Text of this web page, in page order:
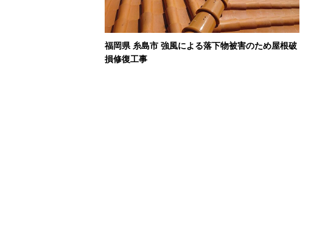
福岡県 糸島市 強風による落下物被害のため屋根破
損修復工事